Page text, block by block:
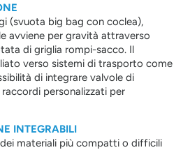
(svuota big bag con coclea),
avviene per gravità attraverso
di griglia rompi-sacco. Il
verso sistemi di trasporto come
di integrare valvole di
personalizzati per
INTEGRABILI
materiali più compatti o difficili